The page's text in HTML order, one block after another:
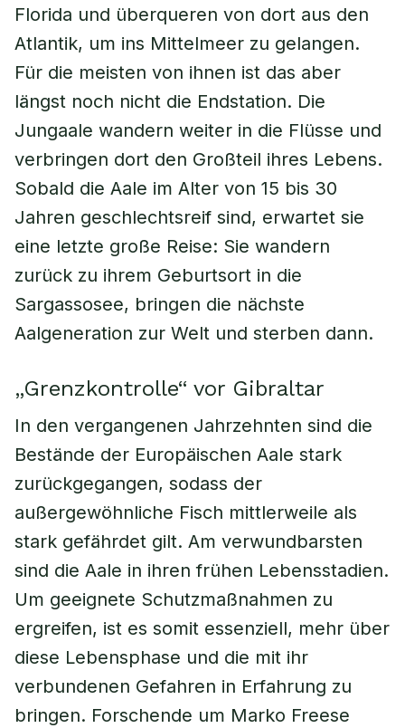
Florida und überqueren von dort aus den
Atlantik, um ins Mittelmeer zu gelangen.
Für die meisten von ihnen ist das aber
längst noch nicht die Endstation. Die
Jungaale wandern weiter in die Flüsse und
verbringen dort den Großteil ihres Lebens.
Sobald die Aale im Alter von 15 bis 30
Jahren geschlechtsreif sind, erwartet sie
eine letzte große Reise: Sie wandern
zurück zu ihrem Geburtsort in die
Sargassosee, bringen die nächste
Aalgeneration zur Welt und sterben dann.
„Grenzkontrolle“ vor Gibraltar
In den vergangenen Jahrzehnten sind die
Bestände der Europäischen Aale stark
zurückgegangen, sodass der
außergewöhnliche Fisch mittlerweile als
stark gefährdet gilt. Am verwundbarsten
sind die Aale in ihren frühen Lebensstadien.
Um geeignete Schutzmaßnahmen zu
ergreifen, ist es somit essenziell, mehr über
diese Lebensphase und die mit ihr
verbundenen Gefahren in Erfahrung zu
bringen. Forschende um Marko Freese